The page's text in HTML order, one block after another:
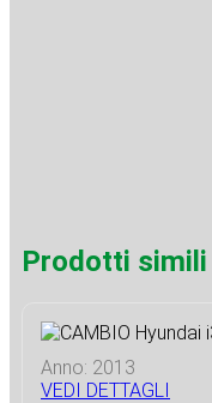
Prodotti simili
Anno: 2013
VEDI DETTAGLI